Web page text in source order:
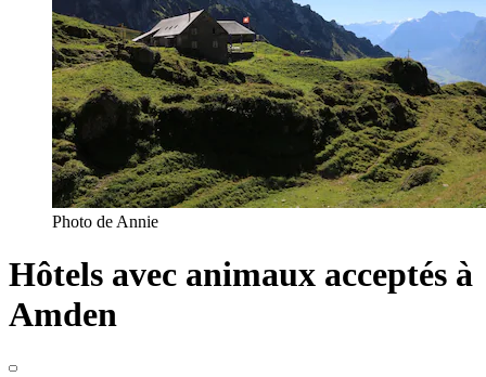
Photo de Annie
Hôtels avec animaux acceptés à
Amden